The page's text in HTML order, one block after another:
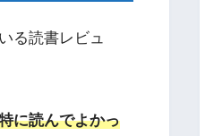
る読書レビュ
に読んでよかっ